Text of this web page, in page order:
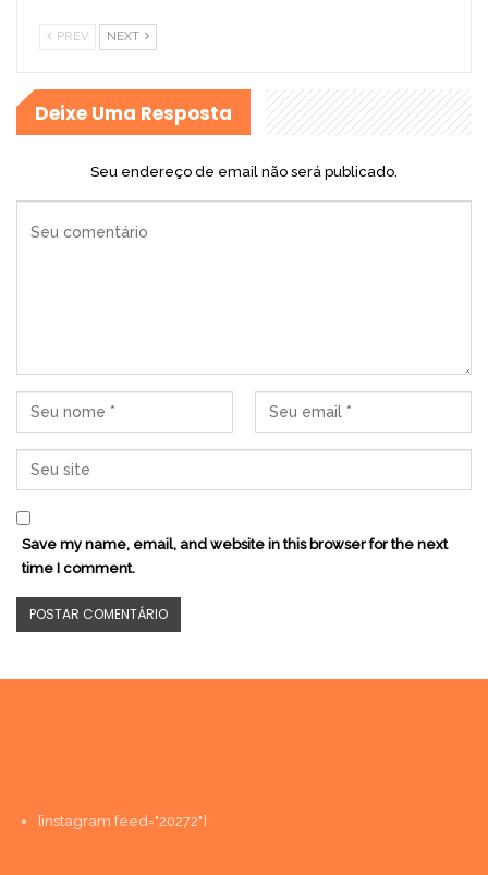
PREV NEXT
Deixe Uma Resposta
Seu endereço de email não será publicado.
Save my name, email, and website in this browser for the next
time I comment.
[instagram feed="20272"]